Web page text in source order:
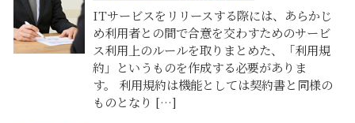
ITサービスをリリースする際には、あらかじ
め利用者との間で合意を交わすためのサービ
ス利用上のルールを取りまとめた、「利用規
約」というものを作成する必要がありま
す。 利用規約は機能としては契約書と同様の
ものとなり […]